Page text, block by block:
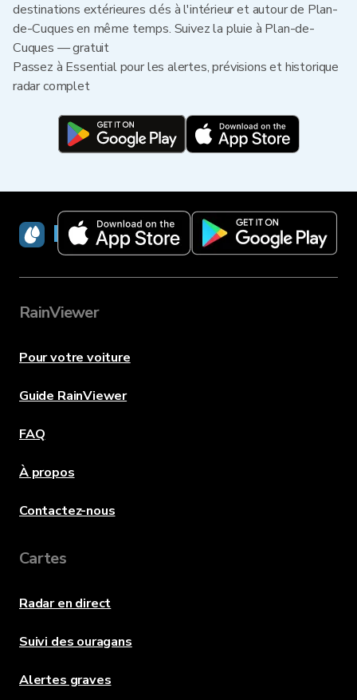
destinations extérieures clés à l'intérieur et autour de Plan-
de-Cuques en même temps. Suivez la pluie à Plan-de-
Cuques — gratuit
Passez à Essential pour les alertes, prévisions et historique
radar complet
RainViewer
RainViewer
Pour votre voiture
Guide RainViewer
FAQ
À propos
Contactez-nous
Cartes
Radar en direct
Suivi des ouragans
Alertes graves